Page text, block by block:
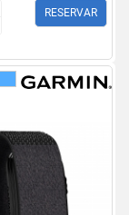
RESERVAR